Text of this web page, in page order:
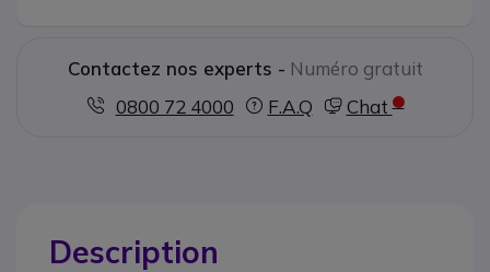
Contactez nos experts - Numéro gratuit
0800 72 4000
F.A.Q Chat
Description